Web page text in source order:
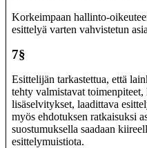
Korkeimpaan hallinto-
esittelyä varten vahvistetun
7§
Esittelijän tarkastettua, että
tehty valmistavat
lisäselvitykset, laadittava
myös ehdotuksen ratkaisuksi
suostumuksella saadaan
esittelymuistiota.